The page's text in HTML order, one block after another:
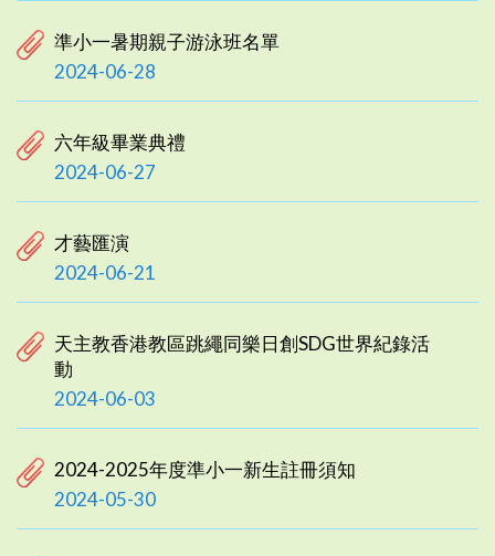
準小一暑期親子游泳班名單
2024-06-28
六年級畢業典禮
2024-06-27
才藝匯演
2024-06-21
天主教香港教區跳繩同樂日創SDG世界紀錄活
動
2024-06-03
2024-2025年度準小一新生註冊須知
2024-05-30